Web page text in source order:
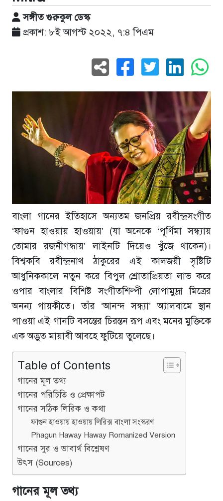
সঙ্গীত গুরুকুল ডেস্ক
প্রকাশ: ৮ই আগস্ট ২০২২, ৭:৪ পিএম
বাংলা গানের ইতিহাসে অন্যতম জনপ্রিয় রবীন্দ্রসংগীত
‘ফাগুন হাওয়ায় হাওয়ায়’ (যা অনেকে ‘পূর্ণিমা সন্ধ্যায়
তোমার রজনীগন্ধায়’ লাইনটি দিয়েও খুঁজে থাকেন)।
বিশ্বকবি রবীন্দ্রনাথ ঠাকুরের এই কালজয়ী সৃষ্টিটি
আধুনিককালে নতুন করে বিপুল শ্রোতাপ্রিয়তা লাভ করে
ওপার বাংলার বিশিষ্ট সংগীতশিল্পী লোপামুদ্রা মিত্রের
অনন্য গায়কীতে। তাঁর ‘আনন্দ সন্ধ্যা’ অ্যালবামে স্থান
পাওয়া এই গানটি বসন্তের চিরন্তন রূপ এবং মনের মুক্তিকে
এক অদ্ভুত মায়াবী আবহে ফুটিয়ে তুলেছে।
Table of Contents
গানের মূল তথ্য
গানের পরিচিতি ও প্রেক্ষাপট
গানের সঠিক লিরিক ও কথা
ফাগুন হাওয়ায় হাওয়ায় লিরিক্স বাংলা সংস্করণ
Phagun Haway Haway Romanized Version
গানের সুর ও ভাবার্থ বিশ্লেষণ
উৎস (Sources)
গানের মূল তথ্য